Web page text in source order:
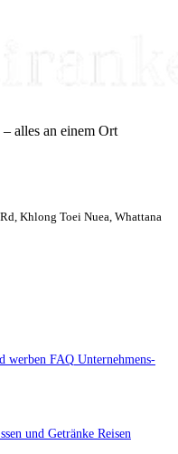
alles an einem Ort
Khlong Toei Nuea, Whattana
werben FAQ Unternehmens-
und Getränke Reisen